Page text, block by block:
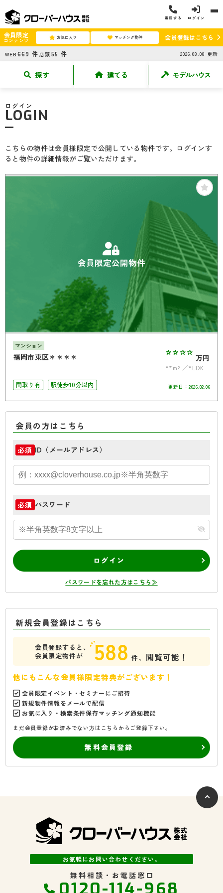
電話する ログイン
会員限定
コンテンツ お気に入り マッチング物件 会員登録はこちら
WEB 669 件 店頭 55 件 2026.08.08 更新
探す 建てる モデルハウス
ログイン
LOGIN
こちらの物件は会員様限定で公開している物件です。ログインす
ると物件の詳細情報がご覧いただけます。
会員限定公開物件
マンション
福岡市東区＊＊＊＊ **** 万円
**m²
*LDK
間取り有
駅徒歩10分以内 更新日： 2026.02.06
会員の方はこちら
必須 ID（メールアドレス）
必須 パスワード
ログイン
パスワードを忘れた方はこちら≫
新規会員登録はこちら
会員登録すると、
会員限定物件が
588 件、 閲覧可能！
他にもこんな会員様限定特典がございます！
会員限定イベント・セミナーにご招待
新規物件情報をメールで配信
お気に入り・検索条件保存マッチング通知機能
まだ会員登録がお済みでない方はこちらからご登録下さい。
無料会員登録
お気軽にお問い合わせください。
無料相談・お電話窓口